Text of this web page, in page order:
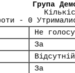
Група
- 0
Не
За
Відсутній
За